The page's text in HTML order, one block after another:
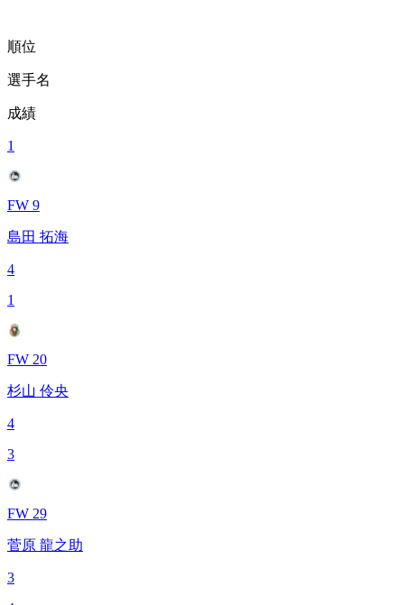
順位
選手名
成績
1
FW 9
島田 拓海
4
1
FW 20
杉山 伶央
4
3
FW 29
菅原 龍之助
3